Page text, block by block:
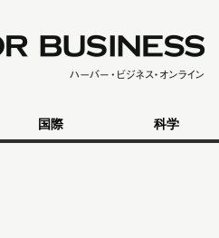
国際 科学